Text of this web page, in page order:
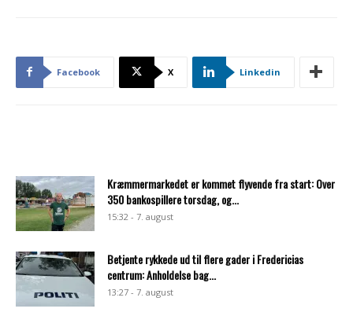
Facebook X Linkedin
Kræmmermarkedet er kommet flyvende fra start: Over
350 bankospillere torsdag, og...
15:32 - 7. august
Betjente rykkede ud til flere gader i Fredericias
centrum: Anholdelse bag...
13:27 - 7. august